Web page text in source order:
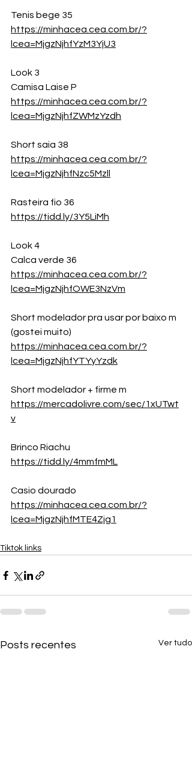
Tenis bege 35
https://minhacea.cea.com.br/?
lcea=MjgzNjhfYzM3YjU3
Look 3
Camisa Laise P
https://minhacea.cea.com.br/?
lcea=MjgzNjhfZWMzYzdh
Short saia 38
https://minhacea.cea.com.br/?
lcea=MjgzNjhfNzc5Mzll
Rasteira fio 36
https://tidd.ly/3Y5LiMh
Look 4
Calca verde 36
https://minhacea.cea.com.br/?
lcea=MjgzNjhfOWE3NzVm
Short modelador pra usar por baixo m
(gostei muito)
https://minhacea.cea.com.br/?
lcea=MjgzNjhfYTYyYzdk
Short modelador + firme m
https://mercadolivre.com/sec/1xUTwt
v
Brinco Riachu
https://tidd.ly/4mmfmML
Casio dourado
https://minhacea.cea.com.br/?
lcea=MjgzNjhfMTE4Zjg1
Tiktok links
Posts recentes Ver tudo